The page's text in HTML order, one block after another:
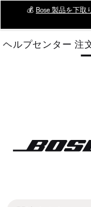
Main
💰 Bose 製品を下
ヘルプセンター 注